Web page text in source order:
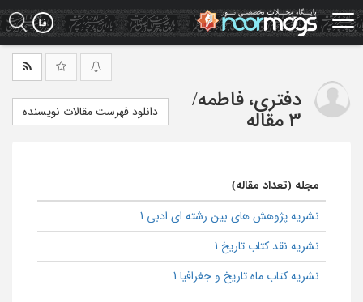
Skip
to
main
دفتری، فاطمه/
3 مقاله
دانلود فهرست مقالات نویسنده
مجله (تعداد مقاله)
نشریه پژوهش ‌های بین‌ رشته‌ ای ادبی 1
نشریه نقد کتاب تاریخ 1
نشریه کتاب ماه تاریخ و جغرافیا 1